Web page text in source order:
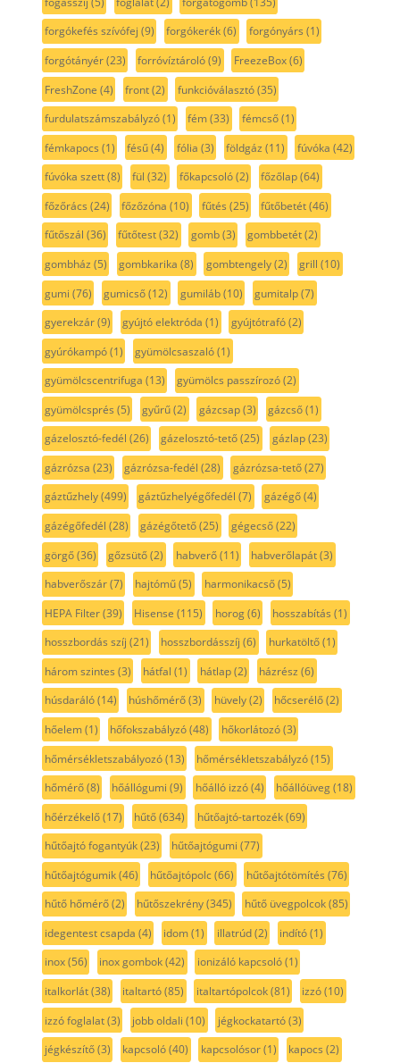
forgókefés szívófej (9) forgókerék(6) forgónyárs (1)
forgótányér(23) forróvíztároló(9) FreezeBox(6)
FreshZone (4) front(2) funkcióválasztó(35)
furdulatszámszabályzó(1) fém(33) fémcső(1)
fémkapocs (1) fésű(4) fólia (3) földgáz (11) fúvóka (42)
fúvóka szett(8) fül (32) főkapcsoló(2) főzőlap(64)
főzőrács (24) főzőzóna (10) fűtés (25) fűtőbetét(46)
fűtőszál (36) fűtőtest(32) gomb(3) gombbetét(2)
gombház (5) gombkarika (8) gombtengely(2) grill (10)
gumi (76) gumicső(12) gumiláb(10) gumitalp(7)
gyerekzár(9) gyújtó elektróda (1) gyújtótrafó(2)
gyúrókampó(1) gyümölcsaszaló(1)
gyümölcscentrifuga (13) gyümölcs passzírozó(2)
gyümölcsprés (5) gyűrű(2) gázcsap(3) gázcső(1)
gázelosztó-fedél (26) gázelosztó-tető(25) gázlap(23)
gázrózsa (23) gázrózsa-fedél (28) gázrózsa-tető(27)
gáztűzhely(499) gáztűzhelyégőfedél (7) gázégő(4)
gázégőfedél (28) gázégőtető(25) gégecső(22)
görgő(36) gőzsütő(2) habverő(11) habverőlapát(3)
habverőszár(7) hajtómű(5) harmonikacső(5)
HEPA Filter(39) Hisense (115) horog(6) hosszabítás (1)
hosszbordás szíj (21) hosszbordásszíj (6) hurkatöltő(1)
három szintes (3) hátfal (1) hátlap(2) házrész (6)
húsdaráló(14) húshőmérő(3) hüvely(2) hőcserélő(2)
hőelem(1) hőfokszabályzó(48) hőkorlátozó(3)
hőmérsékletszabályozó(13) hőmérsékletszabályzó(15)
hőmérő(8) hőállógumi (9) hőálló izzó(4) hőállóüveg(18)
hőérzékelő(17) hűtő(634) hűtőajtó-tartozék(69)
hűtőajtó fogantyúk(23) hűtőajtógumi (77)
hűtőajtógumik(46) hűtőajtópolc(66) hűtőajtótömítés (76)
hűtő hőmérő(2) hűtőszekrény(345) hűtő üvegpolcok(85)
idegentest csapda (4) idom(1) illatrúd(2) indító(1)
inox(56) inox gombok(42) ionizáló kapcsoló(1)
italkorlát(38) italtartó(85) italtartópolcok(81) izzó(10)
izzó foglalat(3) jobb oldali (10) jégkockatartó(3)
jégkészítő(3) kapcsoló(40) kapcsolósor(1) kapocs (2)